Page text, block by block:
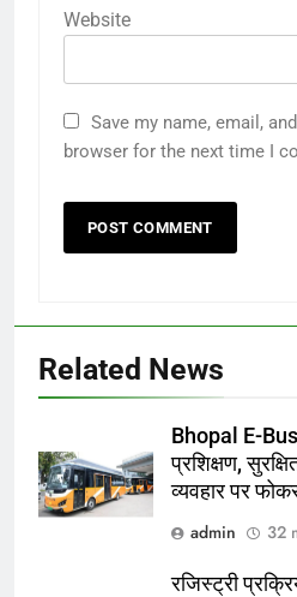
Website
Save my name, email,
browser for the next time I
Related News
Bhopal E-Bus:
प्रशिक्षण,
व्यवहार पर
admin
32
रजिस्ट्री